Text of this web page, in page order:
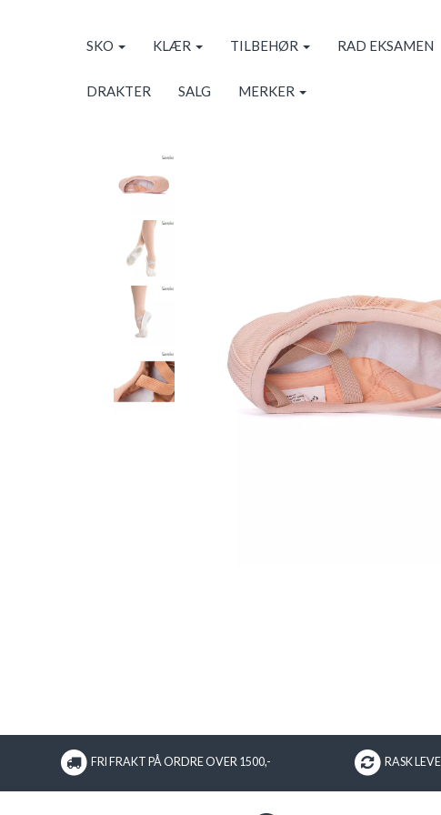
SKO KLÆR TILBEHØR RAD EKSAMEN
DRAKTER SALG MERKER
FRI FRAKT PÅ ORDRE OVER 1500,- RASK